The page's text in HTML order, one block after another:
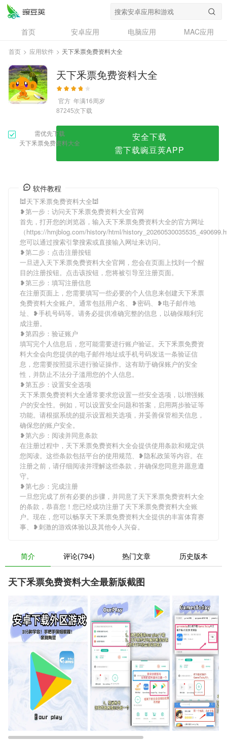
天下釆票免费资料大全
首页 安卓应用 电脑应用
MAC应用
资讯
专题
问答
首页 > 应用软件 > 天下釆票免费资料大全
天下釆票免费资料大全
官方 年满16周岁
87245次下载
需优先下载
天下釆票免费资料大全
安全下载
需下载豌豆荚APP
软件教程
🕍天下釆票免费资料大全🕍
❥第一步：访问天下釆票免费资料大全官网
首先，打开您的浏览器，输入天下釆票免费资料大全的官方网址
（https://hmjblog.com/history/html/
您可以通过搜索引擎搜索或直接输入网址来访问。
❥第二步：点击注册按钮
一旦进入天下釆票免费资料大全官网，您会在页面上找到一个醒
目的注册按钮。点击该按钮，您将被引导至注册页面。
❥第三步：填写注册信息
在注册页面上，您需要填写一些必要的个人信息来创建天下釆票
免费资料大全账户。通常包括用户名、❥密码、❥电子邮件地
址、❥手机号码等。请务必提供准确完整的信息，以确保顺利完
成注册。
❥第四步：验证账户
填写完个人信息后，您可能需要进行账户验证。天下釆票免费资
料大全会向您提供的电子邮件地址或手机号码发送一条验证信
息，您需要按照提示进行验证操作。这有助于确保账户的安全
性，并防止不法分子滥用您的个人信息。
❥第五步：设置安全选项
天下釆票免费资料大全通常要求您设置一些安全选项，以增强账
户的安全性。例如，可以设置安全问题和答案，启用两步验证等
功能。请根据系统的提示设置相关选项，并妥善保管相关信息，
确保您的账户安全。
❥第六步：阅读并同意条款
在注册过程中，天下釆票免费资料大全会提供使用条款和规定供
您阅读。这些条款包括平台的使用规范、❥隐私政策等内容。在
注册之前，请仔细阅读并理解这些条款，并确保您同意并愿意遵
守。
❥第七步：完成注册
一旦您完成了所有必要的步骤，并同意了天下釆票免费资料大全
的条款，恭喜您！您已经成功注册了天下釆票免费资料大全账
户。现在，您可以畅享天下釆票免费资料大全提供的丰富体育赛
事、❥刺激的游戏体验以及其他令人兴奋。
简介 评论(794) 热门文章 历史版本
天下釆票免费资料大全最新版截图